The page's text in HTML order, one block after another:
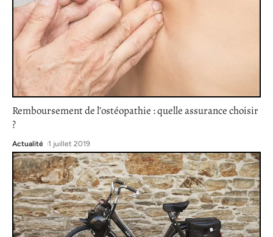
Remboursement de l’ostéopathie : quelle assurance choisir
?
Actualité 1 juillet 2019